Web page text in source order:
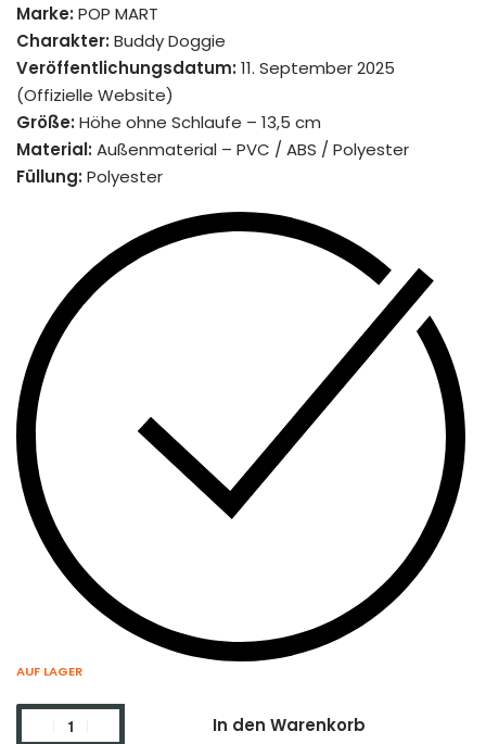
Marke: POP MART
Charakter: Buddy Doggie
Veröffentlichungsdatum: 11. September 2025
(Offizielle Website)
Größe: Höhe ohne Schlaufe – 13,5 cm
Material: Außenmaterial – PVC / ABS / Polyester
Füllung: Polyester
AUF LAGER
In den Warenkorb